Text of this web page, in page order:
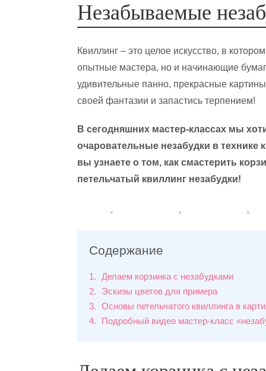
Незабываемые
Квиллинг – это целое искусство, в
опытные мастера, но и начинающие
удивительные панно, прекрасные
своей фантазии и запастись терпением!
В сегодняшних мастер-классах мы
очаровательные незабудки в
вы узнаете о том, как смастерить
петельчатый квиллинг незабудки!
Содержание
1
Делаем корзинка с незабудками
2
Эскизы цветов для примера
3
Основы петельчатого квиллинга в
4
Подробный видео мастер-класс